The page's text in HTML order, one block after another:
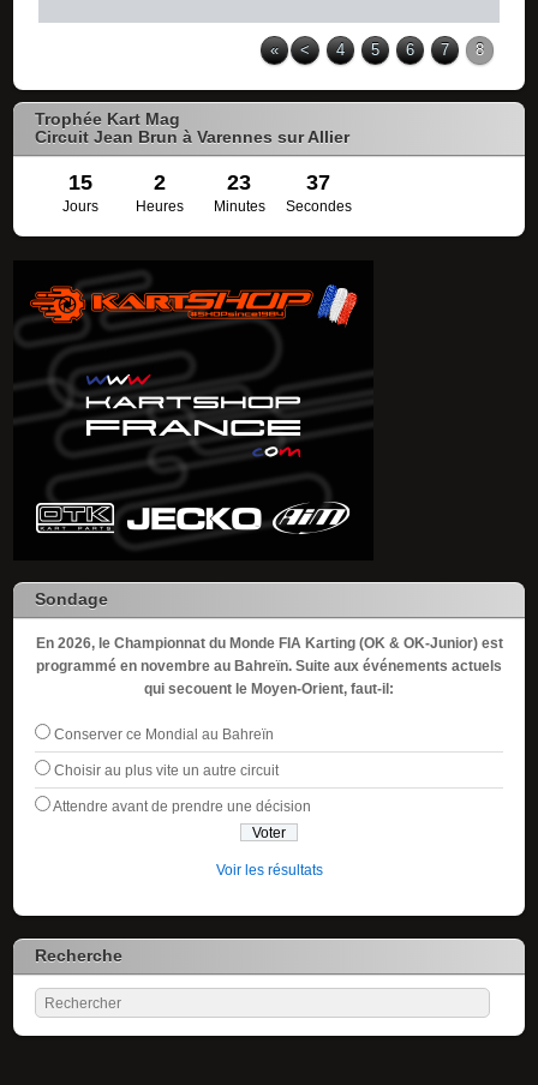
« < 4 5 6 7 8
Trophée Kart Mag
Circuit Jean Brun à Varennes sur Allier
15 2 23 36
Jours Heures Minutes Secondes
Sondage
En 2026, le Championnat du Monde FIA Karting (OK & OK-Junior) est
programmé en novembre au Bahreïn. Suite aux événements actuels
qui secouent le Moyen-Orient, faut-il:
Conserver ce Mondial au Bahreïn
Choisir au plus vite un autre circuit
Attendre avant de prendre une décision
Voir les résultats
Recherche